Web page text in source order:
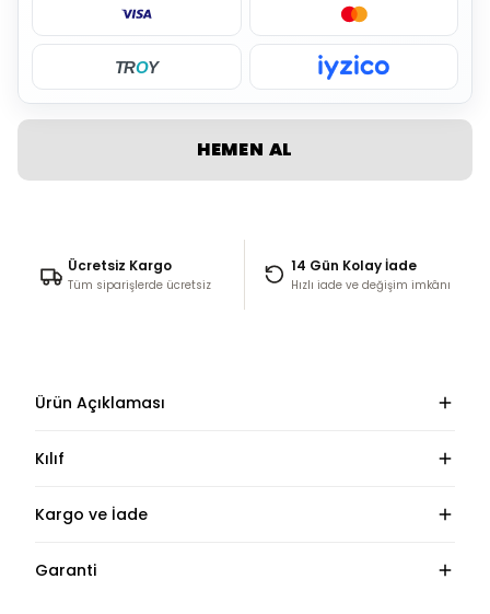
TROY
HEMEN AL
Ücretsiz Kargo
Tüm siparişlerde ücretsiz
14 Gün Kolay İade
Hızlı iade ve değişim imkânı
Ürün Açıklaması
Kılıf
Kargo ve İade
Garanti